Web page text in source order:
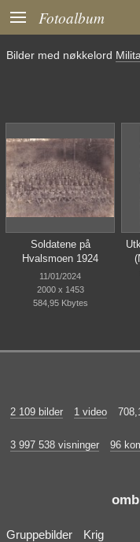
 Fotoalbum
Bilder med nøkkelord
Soldatene på
Hvalsmoen 1924
11/01/2024
2000 x 1453
584,95 Kbytes
2 109 bilder 1 video
3 997 538 visninger 96
Gruppebilder Krig